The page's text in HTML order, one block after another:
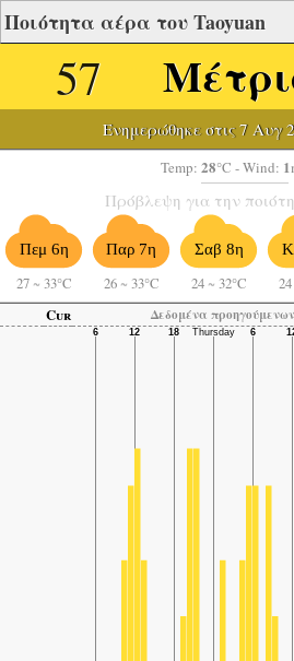
Ποιότητα αέρα του Taoyuan
57
Ενημερώθηκε στις 7 Αυγ
Temp: 28°C - Wind: 1
Πρόβλεψη για την
Πεμ 6η
27 ~ 33°C
Παρ 7η
26 ~ 33°C
Σαβ 8η
24 ~ 32°C 24
Cur
Δεδομένα